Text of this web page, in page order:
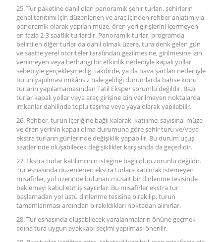
25. Tur paketine dahil olan panoramik şehir turları, şehirlerin
genel tanıtımı için düzenlenen ve araç içinden rehber anlatımıyla
panoramik olarak yapılan müze, ören yeri girişlerini içermeyen
en fazla 2-3 saatlik turlardır. Panoramik turlar, programda
belirtilen diğer turlar da dahil olmak üzere, tura denk gelen gün
ve saatte yerel otoriteler tarafından gezilmesine, girilmesine izin
verilmeyen veya herhangi bir etkinlik nedeniyle kapalı yollar
sebebiyle gerçekleşmediği takdirde, ya da hava şartları nedeniyle
turun yapılması imkânsız hale geldiği durumlarda bahse konu
turların yapılamamasından Tatil Eksper sorumlu değildir. Bazı
turlar kapalı yollar veya araç girişine izin verilmeyen noktalarda
imkanlar dahilinde toplu taşıma veya yaya olarak yapılabilir.
26. Rehber, turun içeriğine bağlı kalarak, katılımcı sayısına, müze
ve ören yerinin kapalı olma durumuna göre şehir turu ve/veya
ekstra turların günlerinde değişiklik yapabilir. Bu durum uçuş
saatlerinde oluşabilecek değişiklikler karşısında da geçerlidir.
27. Ekstra turlar katılımcının isteğine bağlı olup zorunlu değildir.
Tur esnasında düzenlenen ekstra turlara katılmak istemeyen
misafirler, yol üzerinde bulunan müsait bir dinlenme tesisinde
beklemeyi kabul etmiş sayılırlar. Bu misafirler ekstra tur
başlamadan yol üstü dinlenme tesisine bırakılıp, turun
tamamlanması ardından bırakıldıkları noktadan alınırlar.
28. Tur esnasında oluşabilecek yaralanmaların önüne geçmek
adına tura uygun ayakkabı seçimi yapılması önerilir.